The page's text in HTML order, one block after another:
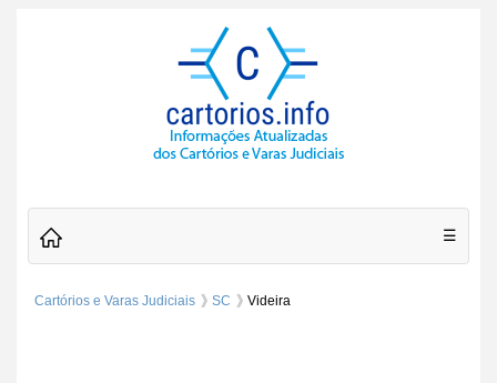
☰
Cartórios e Varas Judiciais SC Videira